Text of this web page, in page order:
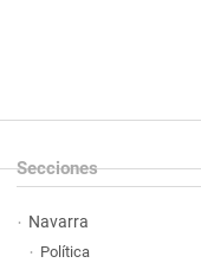
Secciones
Navarra
Política